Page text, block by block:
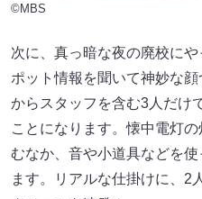
©MBS
次に、真っ暗な夜の廃校に
ポット情報を聞いて神妙な
からスタッフを含む3人だけ
ことになります。懐中電灯
むなか、音や小道具などを
ます。リアルな仕掛けに、2